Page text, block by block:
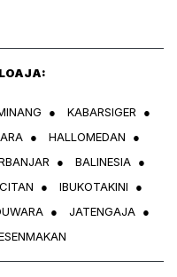
● KABARSIGER
●
● HALLOMEDAN
●
● BALINESIA ●
● IBUKOTAKINI
●
● JATENGAJA ●